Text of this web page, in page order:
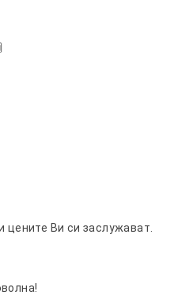
цените Ви си заслужават.